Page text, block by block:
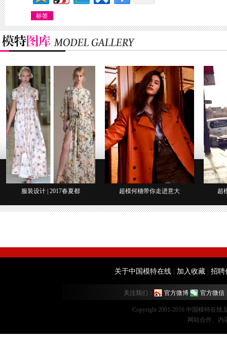
标签
服装设计 | 2017春夏都 超模何穗带你走进意大 超
关于中国模特在线 加入收藏 招聘
关注我们： 官方微博 官方微信
Copyright 2001-2016 中国模特在线
网站合作、内